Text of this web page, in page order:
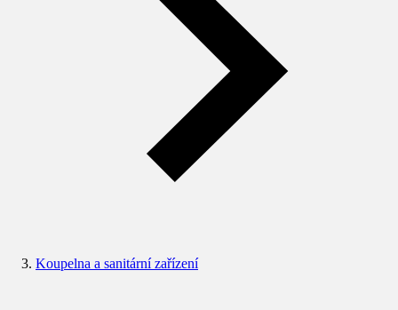
Koupelna a sanitární zařízení